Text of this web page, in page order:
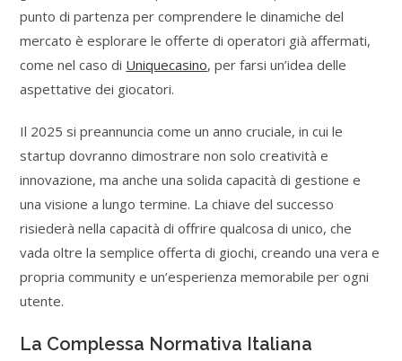
punto di partenza per comprendere le dinamiche del
mercato è esplorare le offerte di operatori già affermati,
come nel caso di Uniquecasino, per farsi un’idea delle
aspettative dei giocatori.
Il 2025 si preannuncia come un anno cruciale, in cui le
startup dovranno dimostrare non solo creatività e
innovazione, ma anche una solida capacità di gestione e
una visione a lungo termine. La chiave del successo
risiederà nella capacità di offrire qualcosa di unico, che
vada oltre la semplice offerta di giochi, creando una vera e
propria community e un’esperienza memorabile per ogni
utente.
La Complessa Normativa Italiana